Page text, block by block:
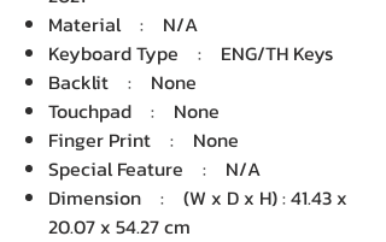
Material : N/A
Keyboard Type : ENG/TH Keys
Backlit : None
Touchpad : None
Finger Print : None
Special Feature : N/A
Dimension : (W x D x H) : 41.43 x
20.07 x 54.27 cm